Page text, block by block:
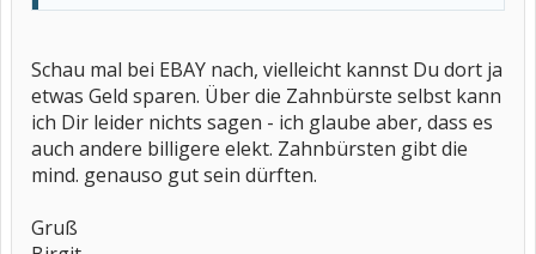
Schau mal bei EBAY nach, vielleicht kannst Du dort ja
etwas Geld sparen. Über die Zahnbürste selbst kann
ich Dir leider nichts sagen - ich glaube aber, dass es
auch andere billigere elekt. Zahnbürsten gibt die
mind. genauso gut sein dürften.
Gruß